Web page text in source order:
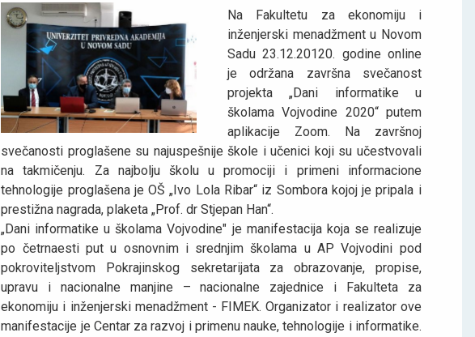
Na Fakultetu za ekonomiju i
inženjerski menadžment u Novom
Sadu 23.12.20120. godine online
je održana završna svečanost
projekta „Dani informatike u
školama Vojvodine 2020“ putem
aplikacije Zoom. Na završnoj
svečanosti proglašene su najuspešnije škole i učenici koji su učestvovali
na takmičenju. Za najbolju školu u promociji i primeni informacione
tehnologije proglašena je OŠ „Ivo Lola Ribar“ iz Sombora kojoj je pripala i
prestižna nagrada, plaketa „Prof. dr Stjepan Han“.
„Dani informatike u školama Vojvodine" je manifestacija koja se realizuje
po četrnaesti put u osnovnim i srednjim školama u AP Vojvodini pod
pokrovitelјstvom Pokrajinskog sekretarijata za obrazovanje, propise,
upravu i nacionalne manjine – nacionalne zajednice i Fakulteta za
ekonomiju i inženjerski menadžment - FIMEK. Organizator i realizator ove
manifestacije je Centar za razvoj i primenu nauke, tehnologije i informatike.